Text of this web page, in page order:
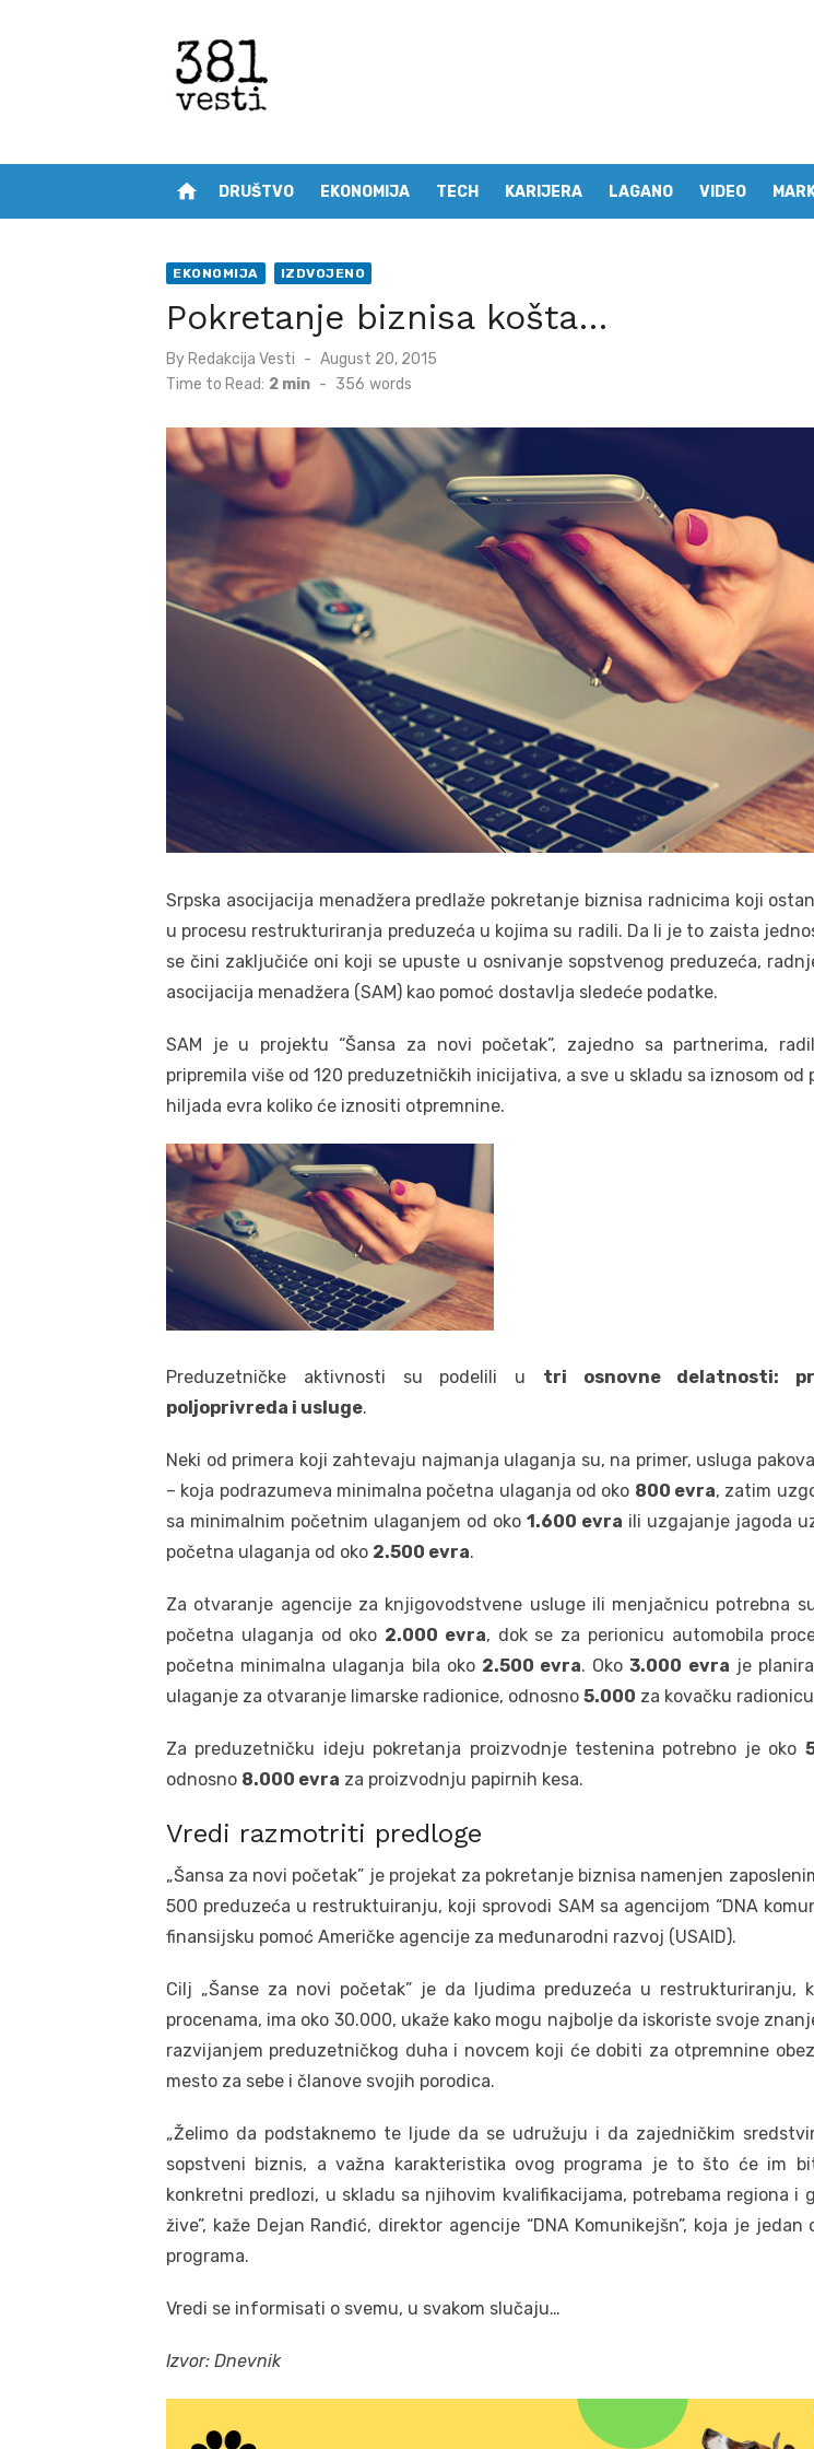
home DRUŠTVO EKONOMIJA TECH KARIJERA LAGANO VIDEO
EKONOMIJA IZDVOJENO
Pokretanje biznisa košta…
By Redakcija Vesti
Posted
August 20, 2015
Time to Read: 2 min - 356 words
Srpska asocijacija menadžera predlaže pokretanje biznisa radnicima koji
u procesu restrukturiranja preduzeća u kojima su radili. Da li je to zaista
se čini zaključiće oni koji se upuste u osnivanje sopstvenog preduzeća,
asocijacija menadžera (SAM) kao pomoć dostavlja sledeće podatke.
SAM je u projektu “Šansa za novi početak”, zajedno sa partnerima,
pripremila više od 120 preduzetničkih inicijativa, a sve u skladu sa iznosom od
hiljada evra koliko će iznositi otpremnine.
Preduzetničke aktivnosti su podelili u tri osnovne delatnosti:
poljoprivreda i usluge.
Neki od primera koji zahtevaju najmanja ulaganja su, na primer, usluga
– koja podrazumeva minimalna početna ulaganja od oko 800 evra, zatim
sa minimalnim početnim ulaganjem od oko 1.600 evra ili uzgajanje jagoda
početna ulaganja od oko 2.500 evra.
Za otvaranje agencije za knjigovodstvene usluge ili menjačnicu potrebna
početna ulaganja od oko 2.000 evra, dok se za perionicu automobila
početna minimalna ulaganja bila oko 2.500 evra. Oko3.000 evra je
ulaganje za otvaranje limarske radionice, odnosno 5.000 za kovačku
Za preduzetničku ideju pokretanja proizvodnje testenina potrebno je oko
odnosno 8.000 evra za proizvodnju papirnih kesa.
Vredi razmotriti predloge
„Šansa za novi početak” je projekat za pokretanje biznisa namenjen
500 preduzeća u restruktuiranju, koji sprovodi SAM sa agencijom “DNA
finansijsku pomoć Američke agencije za međunarodni razvoj (USAID).
Cilj „Šanse za novi početak” je da ljudima preduzeća u restrukturiranju,
procenama, ima oko 30.000, ukaže kako mogu najbolje da iskoriste svoje
razvijanjem preduzetničkog duha i novcem koji će dobiti za otpremnine
mesto za sebe i članove svojih porodica.
„Želimo da podstaknemo te ljude da se udružuju i da zajedničkim
sopstveni biznis, a važna karakteristika ovog programa je to što će im
konkretni predlozi, u skladu sa njihovim kvalifikacijama, potrebama regiona i
žive”, kaže Dejan Ranđić, direktor agencije “DNA Komunikejšn”, koja je jedan
programa.
Vredi se informisati o svemu, u svakom slučaju…
Izvor: Dnevnik